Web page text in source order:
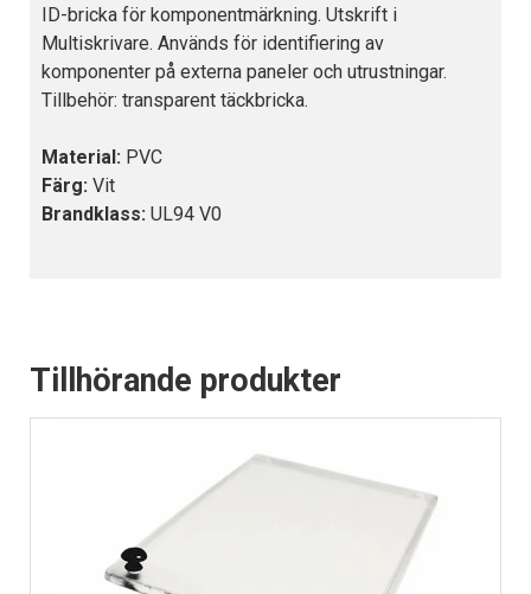
ID-bricka för komponentmärkning. Utskrift i
Multiskrivare. Används för identifiering av
komponenter på externa paneler och utrustningar.
Tillbehör: transparent täckbricka.
Material: PVC
Färg: Vit
Brandklass: UL94 V0
Tillhörande produkter